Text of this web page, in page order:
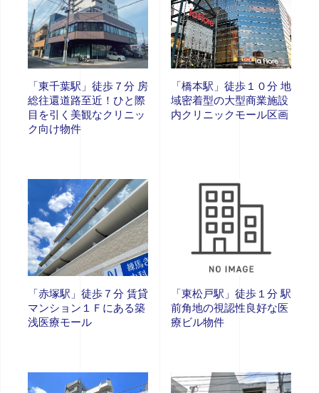
「東千葉駅」徒歩７分 房
総往還道路至近！ひと際
目を引く美観なクリニッ
ク向け物件
「橋本駅」徒歩１０分 地
域密着型の大型商業施設
内クリニックモール区画
「赤塚駅」徒歩７分 賃貸
マンション１Ｆにある築
浅医療モール
「東松戸駅」徒歩１分 駅
前角地の視認性良好な医
療ビル物件